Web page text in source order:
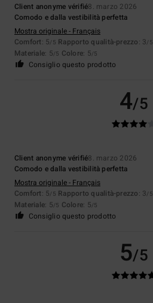
Client anonyme vérifié8. marzo 2026
Comodo e dalla vestibilità perfetta
Mostra originale - Français
Comfort: 5/5 Rapporto qualità-prezzo: 3/5
Materiale: 5/5 Colore: 5/5
Consiglio questo prodotto
4/5
Client anonyme vérifié8. marzo 2026
Comodo e dalla vestibilità perfetta
Mostra originale - Français
Comfort: 5/5 Rapporto qualità-prezzo: 3/5
Materiale: 5/5 Colore: 5/5
Consiglio questo prodotto
5/5